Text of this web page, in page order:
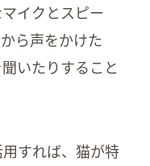
イクとスピー
ら声をかけた
いたりすること
すれば、猫が特